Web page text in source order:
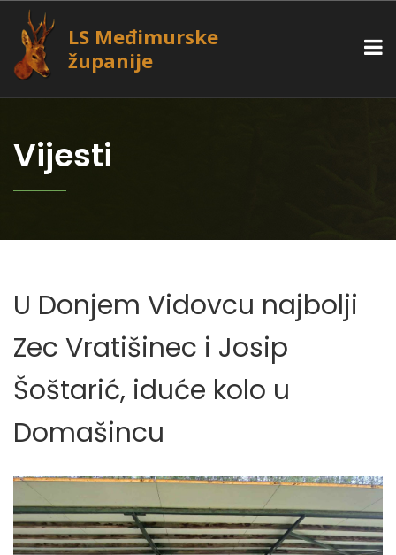
LS Međimurske
županije
Vijesti
U Donjem Vidovcu najbolji
Zec Vratišinec i Josip
Šoštarić, iduće kolo u
Domašincu